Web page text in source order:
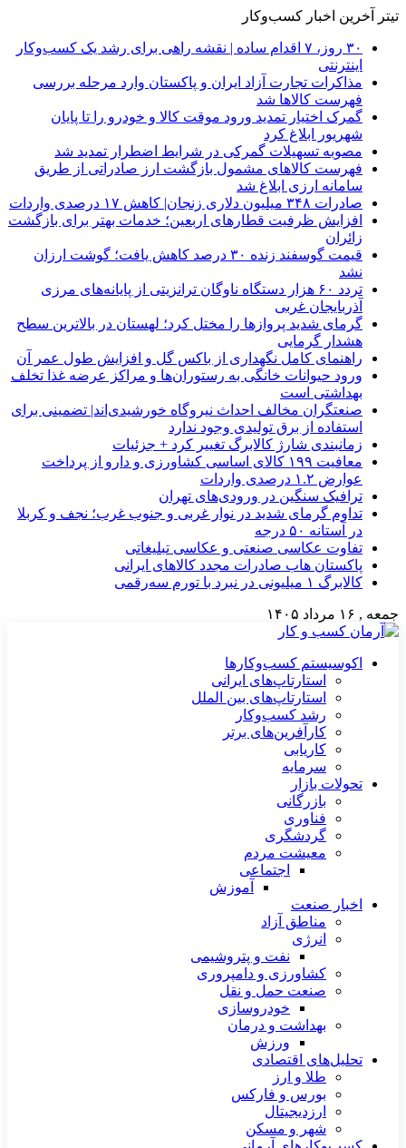
تیتر آخرین اخبار کسب‌وکار
۳۰ روز، ۷ اقدام ساده | نقشه راهی برای رشد یک کسب‌وکار
اینترنتی
مذاکرات تجارت آزاد ایران و پاکستان وارد مرحله بررسی
فهرست کالاها شد
گمرک اختیار تمدید ورود موقت کالا و خودرو را تا پایان
شهریور ابلاغ کرد
مصوبه تسهیلات گمرکی در شرایط اضطرار تمدید شد
فهرست کالاهای مشمول بازگشت ارز صادراتی از طریق
سامانه ارزی ابلاغ شد
صادرات ۳۴۸ میلیون دلاری زنجان| ‌کاهش ۱۷ درصدی واردات
افزایش ظرفیت قطارهای اربعین؛ خدمات بهتر برای بازگشت
زائران
قیمت گوسفند زنده ۳۰ درصد کاهش یافت؛ گوشت ارزان
نشد
تردد ۶۰ هزار دستگاه ناوگان ترانزیتی از پایانه‌های مرزی
آذربایجان ‌غربی
گرمای شدید پروازها را مختل کرد؛ لهستان در بالاترین سطح
هشدار گرمایی
راهنمای کامل نگهداری از باکس گل و افزایش طول عمر آن
ورود حیوانات خانگی به رستوران‌ها و مراکز عرضه غذا تخلف
بهداشتی است
صنعتگران مخالف احداث نیروگاه خورشیدی‌اند| تضمینی برای
استفاده از برق تولیدی وجود ندارد
زمانبندی شارژ کالابرگ تغییر کرد + جزئیات
معافیت ۱۹۹ کالای اساسی کشاورزی و دارو از پرداخت
عوارض ۱.۲ درصدی واردات
ترافیک سنگین در ورودی‌های تهران
تداوم گرمای شدید در نوار غربی و جنوب غرب؛ نجف و کربلا
در آستانه ۵۰ درجه
تفاوت عکاسی صنعتی و عکاسی تبلیغاتی
پاکستان هاب صادرات مجدد کالاهای ایرانی
کالابرگ ۱ میلیونی در نبرد با تورم سه‌رقمی
جمعه , ۱۶ مرداد ۱۴۰۵
اکوسیستم کسب‌وکارها
استارتاپ‌های ایرانی
استارتاپ‌های بین الملل
رشد کسب‌وکار
کارآفرین‌های برتر
کاریابی
سرمایه
تحولات بازار
بازرگانی
فناوری
گردشگری
معیشت مردم
اجتماعی
آموزش
اخبار صنعت
مناطق آزاد
انرژی
نفت و پتروشیمی
کشاورزی و دامپروری
صنعت حمل و نقل
خودروسازی
بهداشت و درمان
ورزش
تحلیل‌های اقتصادی
طلا و ارز
بورس و فارکس
ارزدیجیتال
شهر و مسکن